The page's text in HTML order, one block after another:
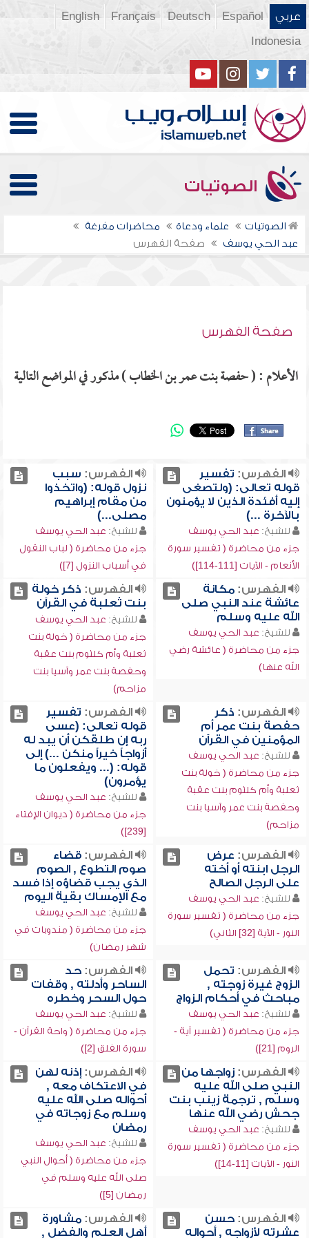
عربي Español
Deutsch
Français
English
Indonesia
الصوتيات
الصوتيات علماء ودعاة
محاضرات مفرغة
عبد الحي يوسف
صفحة الفهرس
صفحة الفهرس
الأعلام : ( حفصة بنت عمر بن الخطاب ) مذكور في المواضع التالية
الفهرس: تفسير
قوله تعالى: (ولتصغى
إليه أفئدة الذين لا يؤمنون
بالآخرة ...)
للشيخ: عبد الحي يوسف
جزء من محاضرة ( تفسير سورة
الأنعام - الآيات [111-114])
الفهرس: سبب
نزول قوله: (واتخذوا
من مقام إبراهيم
مصلى...)
للشيخ: عبد الحي يوسف
جزء من محاضرة ( لباب النقول
في أسباب النزول [7])
الفهرس:مكانة
عائشة عند النبي صلى
الله عليه وسلم
للشيخ: عبد الحي يوسف
جزء من محاضرة ( عائشة رضي
الله عنها)
الفهرس: ذكر خولة
بنت ثعلبة في القرآن
للشيخ: عبد الحي يوسف
جزء من محاضرة ( خولة بنت
ثعلبة وأم كلثوم بنت عقبة
وحفصة بنت عمر وآسيا بنت
مزاحم)
الفهرس: ذكر
حفصة بنت عمر أم
المؤمنين في القرآن
للشيخ: عبد الحي يوسف
جزء من محاضرة ( خولة بنت
ثعلبة وأم كلثوم بنت عقبة
وحفصة بنت عمر وآسيا بنت
مزاحم)
الفهرس: تفسير
قوله تعالى: (عسى
ربه إن طلقكن أن يبد له
أزواجاً خيراً منكن ...) إلى
قوله: (... ويفعلون ما
يؤمرون)
للشيخ: عبد الحي يوسف
جزء من محاضرة ( ديوان الإفتاء
[239])
الفهرس: عرض
الرجل ابنته أو أخته
على الرجل الصالح
للشيخ: عبد الحي يوسف
جزء من محاضرة ( تفسير سورة
النور - الآية [32] الثاني)
الفهرس:قضاء
صوم التطوع , الصوم
الذي يجب قضاؤه إذا فسد
مع الإمساك بقية اليوم
للشيخ: عبد الحي يوسف
جزء من محاضرة ( مندوبات في
شهر رمضان)
الفهرس: تحمل
الزوج غيرة زوجته ,
مباحث في أحكام الزواج
للشيخ: عبد الحي يوسف
جزء من محاضرة ( تفسير آية -
الروم [21])
الفهرس:حد
الساحر وأدلته , وقفات
حول السحر وخطره
للشيخ: عبد الحي يوسف
جزء من محاضرة ( واحة القرآن -
سورة الفلق [2])
الفهرس:زواجها من
النبي صلى الله عليه
وسلم , ترجمة زينب بنت
جحش رضي الله عنها
للشيخ: عبد الحي يوسف
جزء من محاضرة ( تفسير سورة
النور - الآيات [11-14])
الفهرس:إذنه لهن
في الاعتكاف معه ,
أحواله صلى الله عليه
وسلم مع زوجاته في
رمضان
للشيخ: عبد الحي يوسف
جزء من محاضرة ( أحوال النبي
صلى الله عليه وسلم في
رمضان [5])
الفهرس:حسن
عشرته لأزواجه , أحواله
الفهرس:مشاورة
أهل العلم والفضل ,